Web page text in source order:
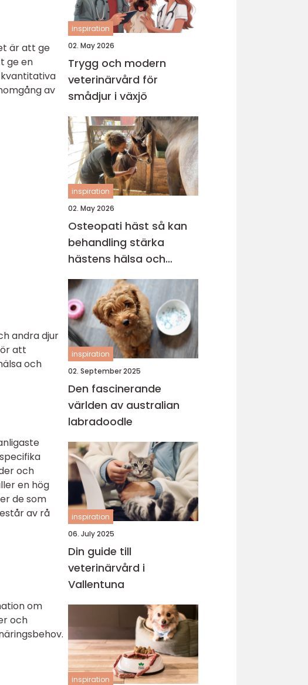
är att ge
ge en
av
andra djur
att
och
och
en hög
de som
av rå
om
och
inspiration
02. May 2026
Trygg och modern
veterinärvård för
smådjur i växjö
inspiration
02. May 2026
Osteopati häst så kan
behandling stärka
hästens hälsa och
prestation
inspiration
02. September 2025
Den fascinerande
världen av australian
labradoodle
inspiration
06. July 2025
Din guide till
veterinärvård i
Vallentuna
inspiration